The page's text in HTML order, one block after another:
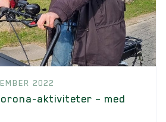
2022
aktiviteter – med